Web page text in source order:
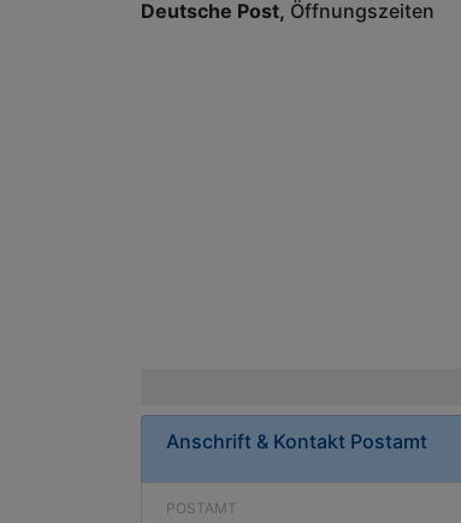
Deutsche Post Öffnungszeiten
Anschrift & Kontakt Postamt
POSTAMT